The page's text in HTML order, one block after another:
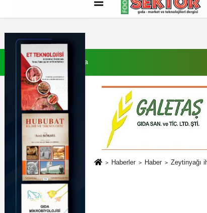
İletişim Çerez Politikası
7 Ağustos 2026, Cuma
Haberler Haber Zeytinyağı